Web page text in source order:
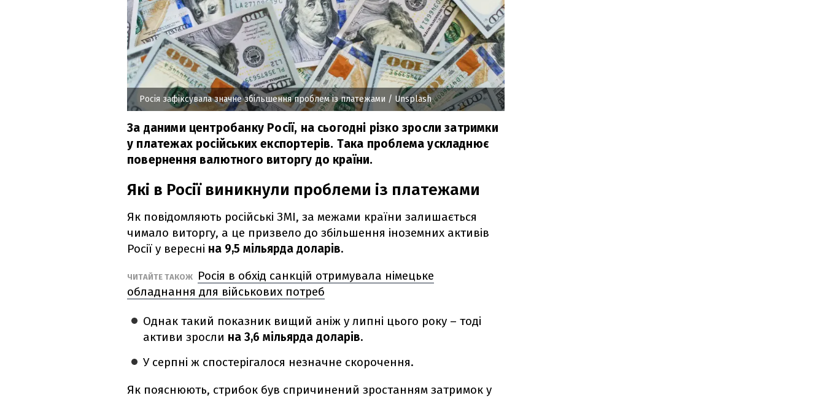
Росія зафіксувала значне збільшення проблем із платежами / Unsplash
За даними центробанку Росії, на сьогодні різко зросли затримки
у платежах російських експортерів. Така проблема ускладнює
повернення валютного виторгу до країни.
Які в Росії виникнули проблеми із платежами
Як повідомляють російські ЗМІ, за межами країни залишається
чимало виторгу, а це призвело до збільшення іноземних активів
Росії у вересні на 9,5 мільярда доларів.
ЧИТАЙТЕ ТАКОЖ
Росія в обхід санкцій отримувала німецьке
обладнання для військових потреб
Однак такий показник вищий аніж у липні цього року – тоді
активи зросли на 3,6 мільярда доларів.
У серпні ж спостерігалося незначне скорочення.
Як пояснюють, стрибок був спричинений зростанням затримок у